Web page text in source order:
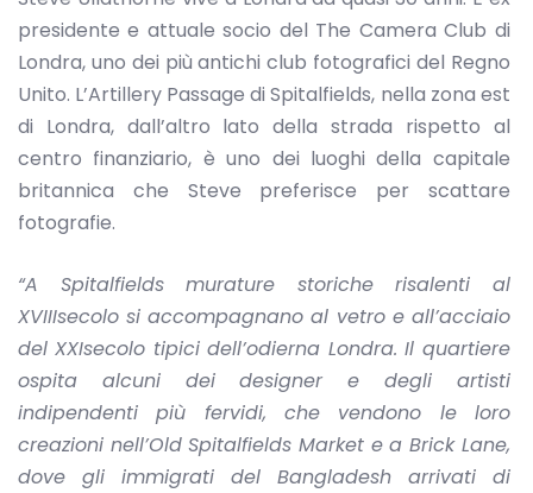
presidente e attuale socio del The Camera Club di
Londra, uno dei più antichi club fotografici del Regno
Unito. L’Artillery Passage di Spitalfields, nella zona est
di Londra, dall’altro lato della strada rispetto al
centro finanziario, è uno dei luoghi della capitale
britannica che Steve preferisce per scattare
fotografie.
“A Spitalfields murature storiche risalenti al
XVIIIsecolo si accompagnano al vetro e all’acciaio
del XXIsecolo tipici dell’odierna Londra. Il quartiere
ospita alcuni dei designer e degli artisti
indipendenti più fervidi, che vendono le loro
creazioni nell’Old Spitalfields Market e a Brick Lane,
dove gli immigrati del Bangladesh arrivati di